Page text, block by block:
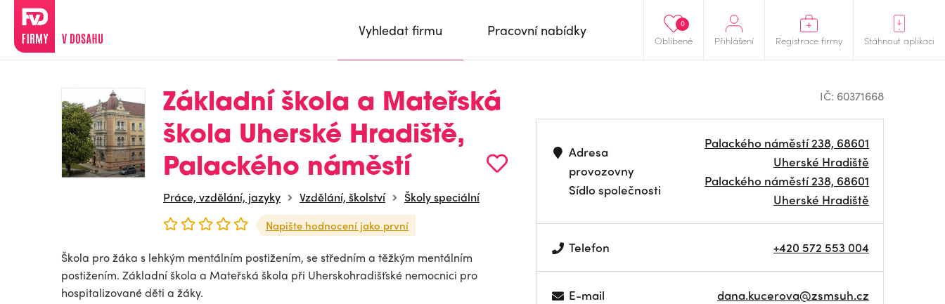
Oblíbené
0
Přihlášení Registrace firmy Stáhnout aplikaci
Vyhledat firmu Pracovní nabídky
Základní škola a Mateřská
škola Uherské Hradiště,
Palackého náměstí
Práce, vzdělání, jazyky Vzdělání, školství Školy speciální
Napište hodnocení jako první
Škola pro žáka s lehkým mentálním postižením, se středním a těžkým mentálním
postižením. Základní škola a Mateřská škola při Uherskohradišťské nemocnici pro
hospitalizované děti a žáky.
IČ: 60371668
Adresa
provozovny
Sídlo společnosti
Palackého náměstí 238, 68601
Uherské Hradiště
Palackého náměstí 238, 68601
Uherské Hradiště
Telefon +420 572 553 004
E-mail dana.kucerova@zsmsuh.cz